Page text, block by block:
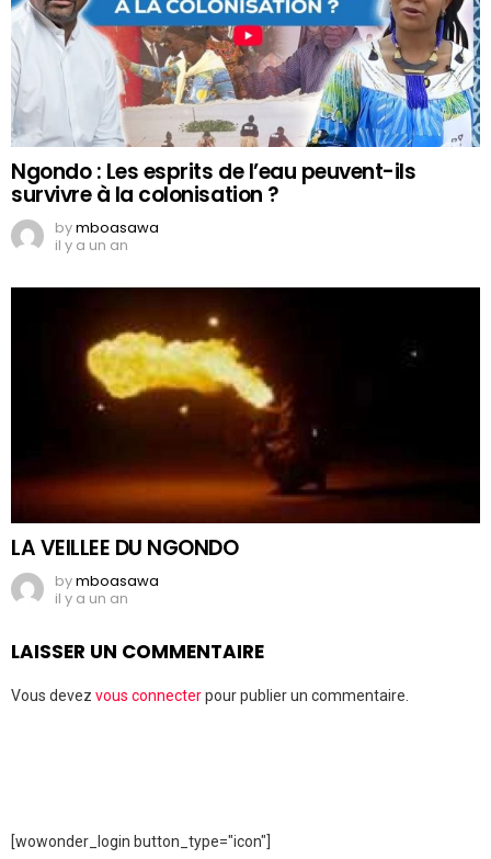
Ngondo : Les esprits de l’eau peuvent-ils
survivre à la colonisation ?
bymboasawa
il y a un an
LA VEILLEE DU NGONDO
bymboasawa
il y a un an
LAISSER UN COMMENTAIRE
Vous devez vous connecterpour publier un commentaire.
[wowonder_login button_type="icon"]